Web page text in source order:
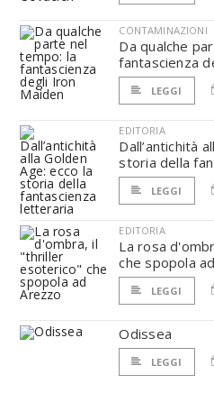
CONTAMINAZIONI
Da qualche
fantascienza
LEGGI
EDITORIA
Dall’antichità
storia della
LEGGI
EDITORIA
La rosa
che spopola
LEGGI
Odissea
LEGGI